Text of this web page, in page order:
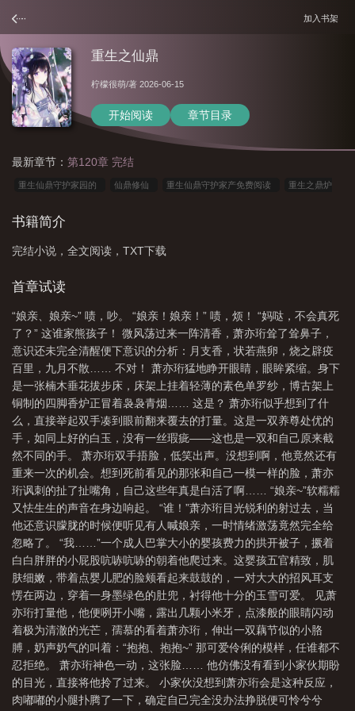
加入书架
重生之仙鼎
柠檬很萌/著 2026-06-15
开始阅读 章节目录
最新章节： 第120章 完结
重生仙鼎守护家园的 仙鼎修仙 重生仙鼎守护家产免费阅读 重生之鼎炉
新时间 仙鼎txt
的 重生仙鼎守护家人的免费章节
书籍简介
完结小说，全文阅读，TXT下载
首章试读
“娘亲、娘亲~” 啧，吵。 “娘亲！娘亲！” 啧，烦！ “妈哒，不会真死
了？” 这谁家熊孩子！ 微风荡过来一阵清香，萧亦珩耸了耸鼻子，
意识还未完全清醒便下意识的分析：月支香，状若燕卵，烧之辟疫
百里，九月不散…… 不对！ 萧亦珩猛地睁开眼睛，眼眸紧缩。身下
是一张楠木垂花拔步床，床架上挂着轻薄的素色单罗纱，博古架上
铜制的四脚香炉正冒着袅袅青烟…… 这是？ 萧亦珩似乎想到了什
么，直接举起双手凑到眼前翻来覆去的打量。这是一双养尊处优的
手，如同上好的白玉，没有一丝瑕疵——这也是一双和自己原来截
然不同的手。 萧亦珩双手捂脸，低笑出声。没想到啊，他竟然还有
重来一次的机会。想到死前看见的那张和自己一模一样的脸，萧亦
珩讽刺的扯了扯嘴角，自己这些年真是白活了啊…… “娘亲~”软糯糯
又怯生生的声音在身边响起。 “谁！”萧亦珩目光锐利的射过去，当
他还意识朦胧的时候便听见有人喊娘亲，一时情绪激荡竟然完全给
忽略了。 “我……”一个成人巴掌大小的婴孩费力的拱开被子，撅着
白白胖胖的小屁股吭哧吭哧的朝着他爬过来。这婴孩五官精致，肌
肤细嫩，带着点婴儿肥的脸颊看起来鼓鼓的，一对大大的招风耳支
愣在两边，穿着一身墨绿色的肚兜，衬得他十分的玉雪可爱。 见萧
亦珩打量他，他便咧开小嘴，露出几颗小米牙，点漆般的眼睛闪动
着极为清澈的光芒，孺慕的看着萧亦珩，伸出一双藕节似的小胳
膊，奶声奶气的叫着：“抱抱、抱抱~” 那可爱伶俐的模样，任谁都不
忍拒绝。 萧亦珩神色一动，这张脸…… 他仿佛没有看到小家伙期盼
的目光，直接将他拎了过来。 小家伙没想到萧亦珩会是这种反应，
肉嘟嘟的小腿扑腾了一下，确定自己完全没办法挣脱便可怜兮兮